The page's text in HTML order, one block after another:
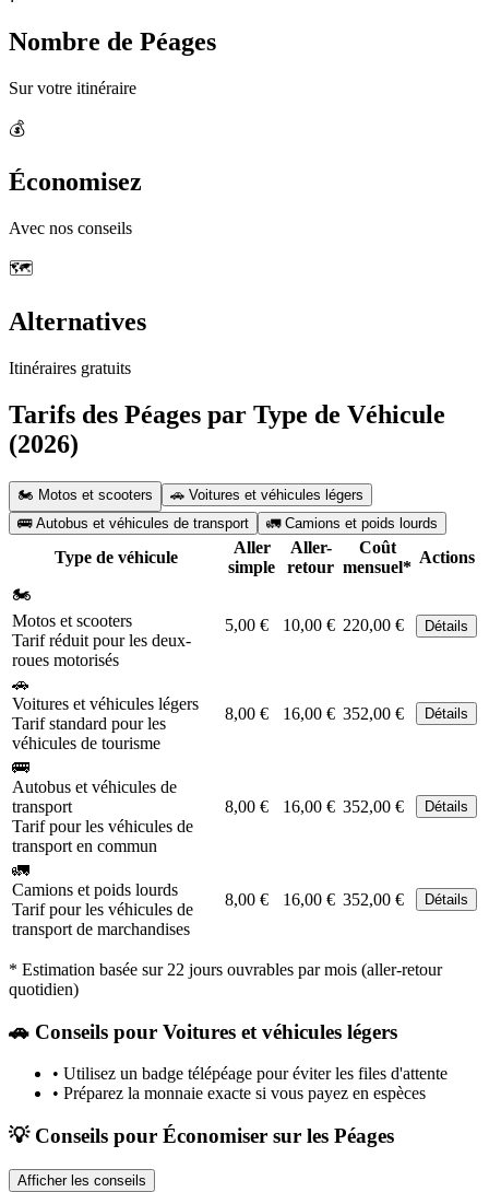
Nombre de Péages
Sur votre itinéraire
💰
Économisez
Avec nos conseils
🗺️
Alternatives
Itinéraires gratuits
Tarifs des Péages par Type de Véhicule
(2026)
🏍️ Motos et scooters
🚗 Voitures et véhicules légers
🚌 Autobus et véhicules de transport
🚛 Camions et poids lourds
Type de véhicule
Aller
simple
Aller-
retour
Coût
mensuel*
Actions
🏍️
Motos et scooters
Tarif réduit pour les deux-
roues motorisés
5,00 € 10,00 € 220,00 € Détails
🚗
Voitures et véhicules légers
Tarif standard pour les
véhicules de tourisme
8,00 € 16,00 € 352,00 € Détails
🚌
Autobus et véhicules de
transport
Tarif pour les véhicules de
transport en commun
8,00 € 16,00 € 352,00 € Détails
🚛
Camions et poids lourds
Tarif pour les véhicules de
transport de marchandises
8,00 € 16,00 € 352,00 € Détails
* Estimation basée sur 22 jours ouvrables par mois (aller-retour
quotidien)
🚗 Conseils pour Voitures et véhicules légers
• Utilisez un badge télépéage pour éviter les files d'attente
• Préparez la monnaie exacte si vous payez en espèces
💡 Conseils pour Économiser sur les Péages
Afficher les conseils